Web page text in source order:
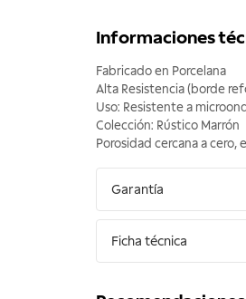
Informaciones
Fabricado en Porcelana
Alta Resistencia (borde
Uso: Resistente a
Colección: Rústico Marrón
Porosidad cercana a
Garantía
Ficha técnica